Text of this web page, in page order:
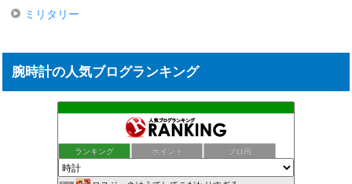
ミリタリー
腕時計の人気ブログランキング
ランキング ポイント ブロ画